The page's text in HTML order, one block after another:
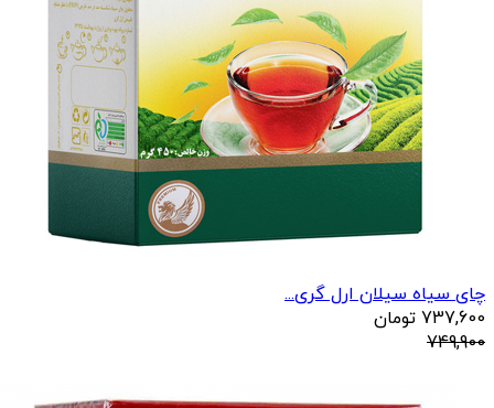
چای سیاه سیلان ارل گری...
737,600 تومان
749,900